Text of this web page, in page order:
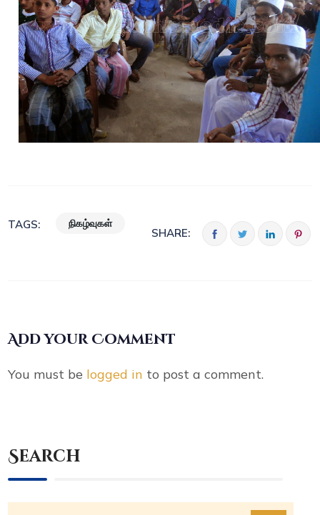
TAGS: நிகழ்வுகள்
SHARE:
Add your Comment
You must be logged in to post a comment.
Search